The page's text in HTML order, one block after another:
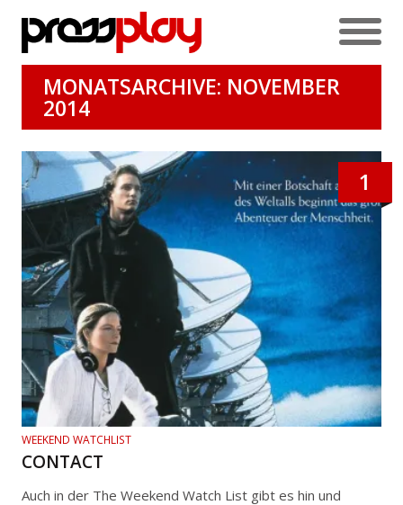
MONATSARCHIVE: NOVEMBER
2014
1
WEEKEND WATCHLIST
CONTACT
Auch in der The Weekend Watch List gibt es hin und